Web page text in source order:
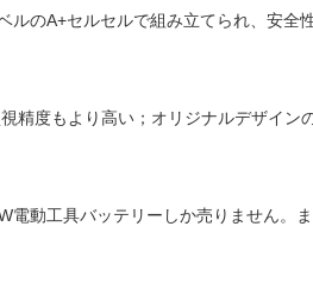
ルのA+セルセルで組み立てられ、安全
精度もより高い；オリジナルデザイン
電動工具バッテリー しか売りません。